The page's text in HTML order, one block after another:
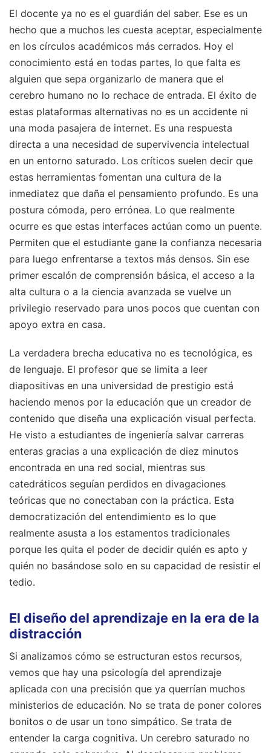
El docente ya no es el guardián del saber. Ese es un
hecho que a muchos les cuesta aceptar, especialmente
en los círculos académicos más cerrados. Hoy el
conocimiento está en todas partes, lo que falta es
alguien que sepa organizarlo de manera que el
cerebro humano no lo rechace de entrada. El éxito de
estas plataformas alternativas no es un accidente ni
una moda pasajera de internet. Es una respuesta
directa a una necesidad de supervivencia intelectual
en un entorno saturado. Los críticos suelen decir que
estas herramientas fomentan una cultura de la
inmediatez que daña el pensamiento profundo. Es una
postura cómoda, pero errónea. Lo que realmente
ocurre es que estas interfaces actúan como un puente.
Permiten que el estudiante gane la confianza necesaria
para luego enfrentarse a textos más densos. Sin ese
primer escalón de comprensión básica, el acceso a la
alta cultura o a la ciencia avanzada se vuelve un
privilegio reservado para unos pocos que cuentan con
apoyo extra en casa.
La verdadera brecha educativa no es tecnológica, es
de lenguaje. El profesor que se limita a leer
diapositivas en una universidad de prestigio está
haciendo menos por la educación que un creador de
contenido que diseña una explicación visual perfecta.
He visto a estudiantes de ingeniería salvar carreras
enteras gracias a una explicación de diez minutos
encontrada en una red social, mientras sus
catedráticos seguían perdidos en divagaciones
teóricas que no conectaban con la práctica. Esta
democratización del entendimiento es lo que
realmente asusta a los estamentos tradicionales
porque les quita el poder de decidir quién es apto y
quién no basándose solo en su capacidad de resistir el
tedio.
El diseño del aprendizaje en la era de la
distracción
Si analizamos cómo se estructuran estos recursos,
vemos que hay una psicología del aprendizaje
aplicada con una precisión que ya querrían muchos
ministerios de educación. No se trata de poner colores
bonitos o de usar un tono simpático. Se trata de
entender la carga cognitiva. Un cerebro saturado no